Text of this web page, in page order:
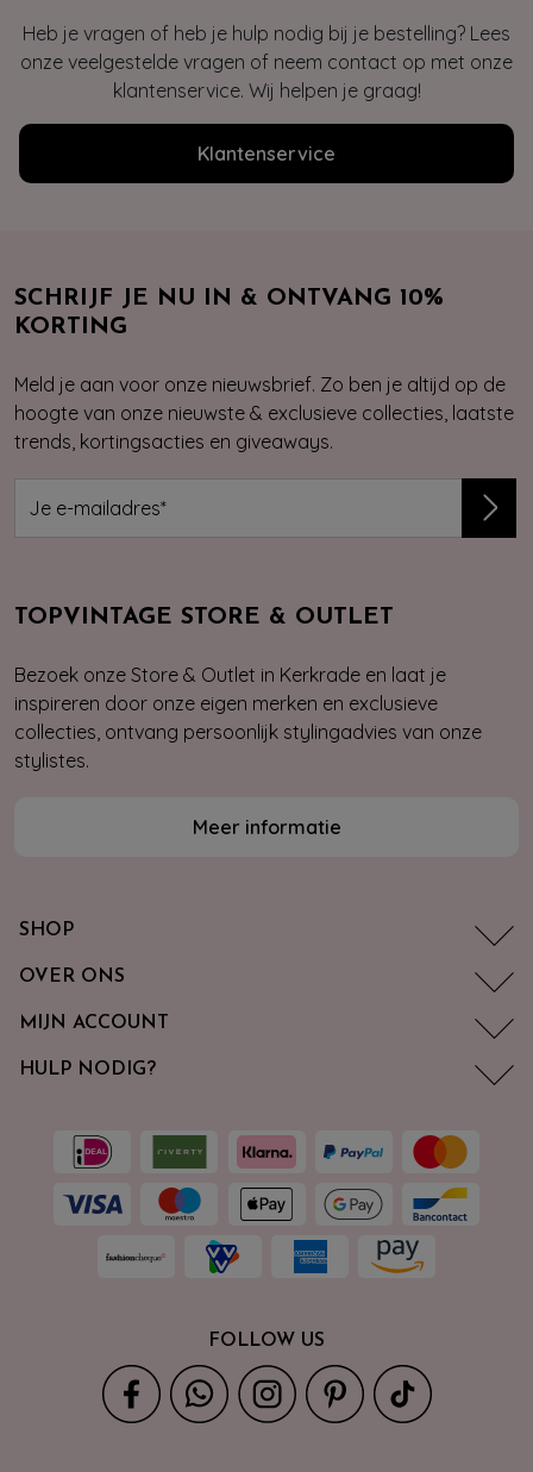
Heb je vragen of heb je hulp nodig bij je bestelling? Lees
onze veelgestelde vragen of neem contact op met onze
klantenservice. Wij helpen je graag!
Klantenservice
SCHRIJF JE NU IN & ONTVANG 10%
KORTING
Meld je aan voor onze nieuwsbrief. Zo ben je altijd op de
hoogte van onze nieuwste & exclusieve collecties, laatste
trends, kortingsacties en giveaways.
TOPVINTAGE STORE & OUTLET
Bezoek onze Store & Outlet in Kerkrade en laat je
inspireren door onze eigen merken en exclusieve
collecties, ontvang persoonlijk stylingadvies van onze
stylistes.
Meer informatie
SHOP
OVER ONS
MIJN ACCOUNT
HULP NODIG?
FOLLOW US